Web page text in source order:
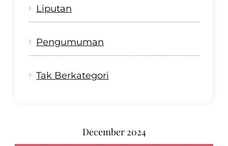
Liputan
Pengumuman
Tak Berkategori
December 2024